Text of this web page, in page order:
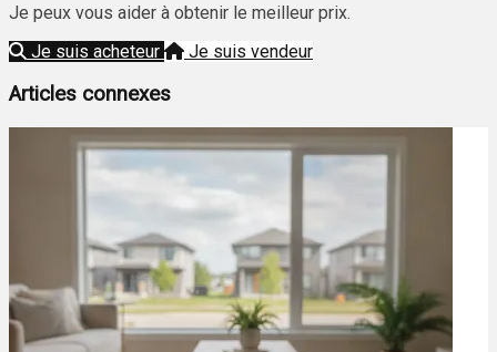
Je peux vous aider à obtenir le meilleur prix.
Je suis acheteur
Je suis vendeur
Articles connexes